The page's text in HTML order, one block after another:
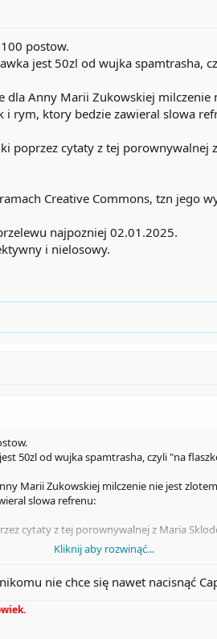
postow.
jest 50zl od wujka spamtrasha,
Anny Marii Zukowskiej
rym, ktory bedzie zawieral slowa
poprzez cytaty z tej porownywalnej
Creative Commons, tzn jego
najpozniej 02.01.2025.
i nielosowy.
50zl od wujka spamtrasha, czyli "na
Marii Zukowskiej milczenie nie jest
slowa refrenu:
cytaty z tej porownywalnej z Maria
Creative Commons, tzn jego
02.01.2025.
nielosowy.
Kliknij aby rozwinąć...
nie chce się nawet nacisnąć